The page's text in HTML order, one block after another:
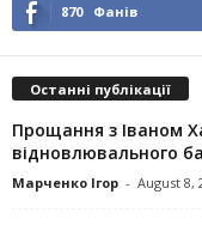
870 Фанів
Останні публікації
Прощання з Іваном
відновлювального
Марченко Ігор - August 8,